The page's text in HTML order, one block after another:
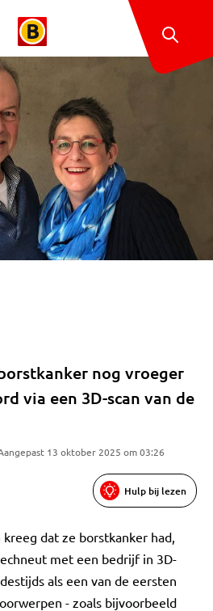
nog vroeger
via een 3D-scan van de
13 oktober 2025 om 03:26
Hulp bij lezen
dat ze borstkanker had,
met een bedrijf in 3D-
als een van de eersten
- zoals bijvoorbeeld